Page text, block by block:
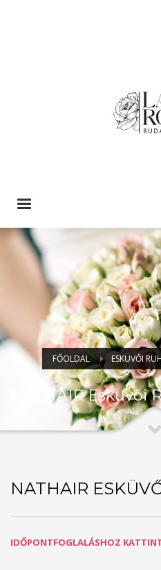
FŐOLDAL ESKÜVŐI
NATHAIR Esküvői
NATHAIR
IDŐPONTFOGLALÁSHOZ